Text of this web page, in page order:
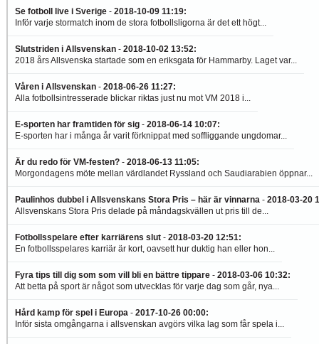
Se fotboll live i Sverige - 2018-10-09 11:19:
Inför varje stormatch inom de stora fotbollsligorna är det ett högt...
Slutstriden i Allsvenskan - 2018-10-02 13:52:
2018 års Allsvenska startade som en eriksgata för Hammarby. Laget var...
Våren i Allsvenskan - 2018-06-26 11:27:
Alla fotbollsintresserade blickar riktas just nu mot VM 2018 i...
E-sporten har framtiden för sig - 2018-06-14 10:07:
E-sporten har i många år varit förknippat med soffliggande ungdomar...
Är du redo för VM-festen? - 2018-06-13 11:05:
Morgondagens möte mellan värdlandet Ryssland och Saudiarabien öppnar...
Paulinhos dubbel i Allsvenskans Stora Pris – här är vinnarna - 2018-03-20
Allsvenskans Stora Pris delade på måndagskvällen ut pris till de...
Fotbollsspelare efter karriärens slut - 2018-03-20 12:51:
En fotbollsspelares karriär är kort, oavsett hur duktig han eller hon...
Fyra tips till dig som som vill bli en bättre tippare - 2018-03-06 10:32:
Att betta på sport är något som utvecklas för varje dag som går, nya...
Hård kamp för spel i Europa - 2017-10-26 00:00:
Inför sista omgångarna i allsvenskan avgörs vilka lag som får spela i...